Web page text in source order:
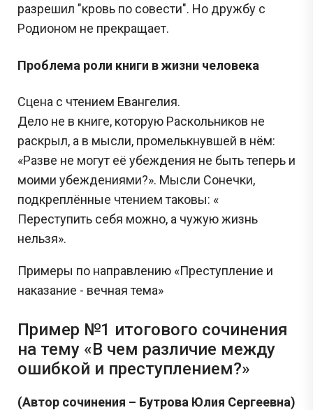
разрешил "кровь по совести". Но дружбу с
Родионом не прекращает.
Проблема роли книги в жизни человека
Сцена с чтением Евангелия.
Дело не в книге, которую Раскольников не
раскрыл, а в мысли, промелькнувшей в нём:
«Разве не могут её убеждения не быть теперь и
моими убеждениями?». Мысли Сонечки,
подкреплённые чтением таковы: «
Переступить себя можно, а чужую жизнь
нельзя».
Примеры по направлению «Преступление и
наказание - вечная тема»
Пример №1 итогового сочинения
на тему «В чем различие между
ошибкой и преступлением?»
(Автор сочинения – Бутрова Юлия Сергеевна)